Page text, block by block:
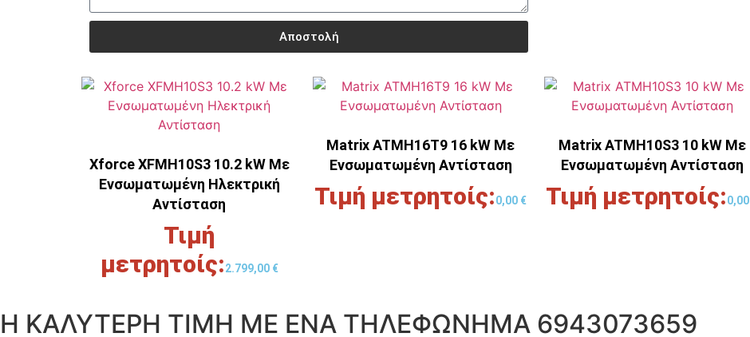
Αποστολή
Xforce XFMH10S3 10.2 kW Με
Ενσωματωμένη Ηλεκτρική
Αντίσταση
2.799,00 €
Μatrix ATMH16T9 16 kW Με
Ενσωματωμένη Αντίσταση
0,00 €
Μatrix ATMH10S3 10 kW Με
Ενσωματωμένη Αντίσταση
0,00
H ΚΑΛΥΤΕΡΗ ΤΙΜΗ ΜΕ ΕΝΑ ΤΗΛΕΦΩΝΗΜΑ 6943073659